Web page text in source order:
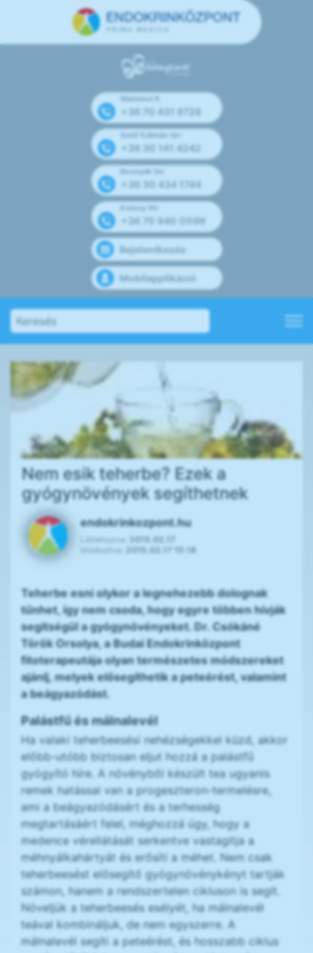
Mammut II
+36 70 431 9728
Széll Kálmán tér
+36 30 141 4242
Bosnyák tér
+36 30 434 1744
Kolosy tér
+36 70 940 0099
Bejelentkezés
Mobilapplikáció
Nem esik teherbe? Ezek a
gyógynövények segíthetnek
endokrinkozpont.hu
Létrehozva:
Módosítva:
2015.02.17 15:18
Teherbe esni olykor a legnehezebb dolognak
tűnhet, így nem csoda, hogy egyre többen hívják
segítségül a gyógynövényeket. Dr. Csókáné
Török Orsolya, a Budai Endokrinközpont
fitoterapeutája olyan természetes módszereket
ajánlj, melyek elősegíthetik a peteérést, valamint
a beágyazódást.
Palástfű és málnalevél
Ha valaki teherbeesési nehézségekkel küzd, akkor
előbb-utóbb biztosan eljut hozzá a palástfű
gyógyító híre. A növényből készült tea ugyanis
remek hatással van a progeszteron-termelésre,
ami a beágyazódásért és a terhesség
megtartásáért felel, méghozzá úgy, hogy a
medence vérellátását serkentve vastagítja a
méhnyálkahártyát és erősíti a méhet. Nem csak
teherbeesést elősegítő gyógynövénykényt tartják
számon, hanem a rendszertelen cikluson is segít.
Növeljük a teherbeesés esélyét, ha málnalevél
teával kombináljuk, de nem egyszerre. A
málnalevél segíti a peteérést, és hosszabb ciklus